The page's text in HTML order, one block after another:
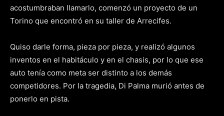
acostumbraban llamarlo, comenzó un proyecto de un
Torino que encontró en su taller de Arrecifes.
Quiso darle forma, pieza por pieza, y realizó algunos
inventos en el habitáculo y en el chasis, por lo que ese
auto tenía como meta ser distinto a los demás
competidores. Por la tragedia, Di Palma murió antes de
ponerlo en pista.